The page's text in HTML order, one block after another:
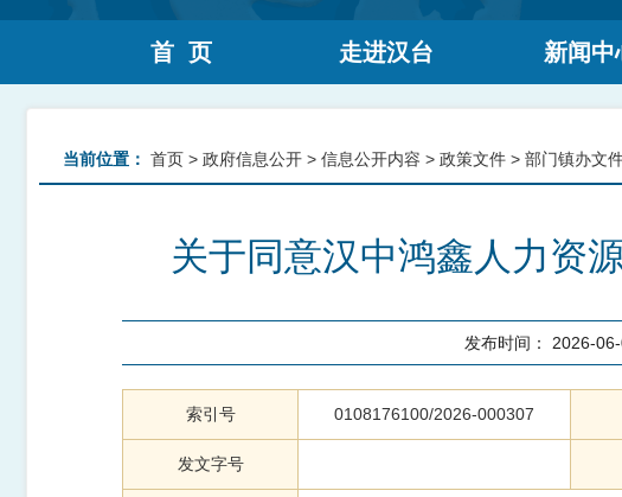
首 页 走进汉台 新闻中
当前位置： 首页 > 政府信息公开 > 信息公开内容 > 政策文件 > 部门镇办文
关于同意汉中鸿鑫人力资
发布时间： 2026-
索引号 0108176100/2026-000307
发文字号